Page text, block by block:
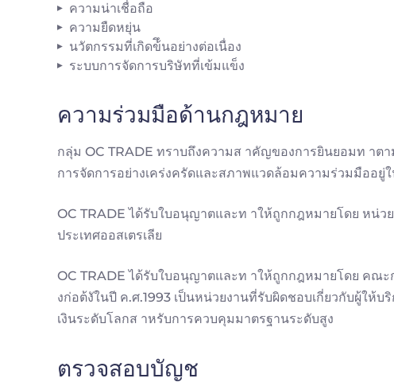
ความน่าเชื่อถือ
ความยืดหยุ่น
นวัตกรรมที่เกิดข้ึนอย่างต่อเนื่อง
ระบบการจัดการบริษัทที่เข้มแข็ง
ความร่วมมือด้านกฎหมาย
กลุ่ม OC TRADE ทราบถึงความส าคัญของการยินยอมท าต
การจัดการอย่างเคร่งครัดและสภาพแวดล้อมความร่วมมืออยู่ใ
OC TRADE ได้รับใบอนุญาตและท าให้ถูกกฎหมายโดย หน่
ประเทศออสเตรเลีย
OC TRADE ได้รับใบอนุญาตและท าให้ถูกกฎหมายโดย คณ
งก่อต้งัในปี ค.ศ.1993 เป็นหน่วยงานที่รับผิดชอบเกี่ยวกับผู้ให้บ
เงินระดับโลกส าหรับการควบคุมมาตรฐานระดับสูง
ตรวจสอบบัญช